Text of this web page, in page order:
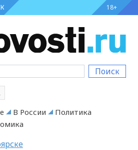
18+
Поиск
В России
Политика